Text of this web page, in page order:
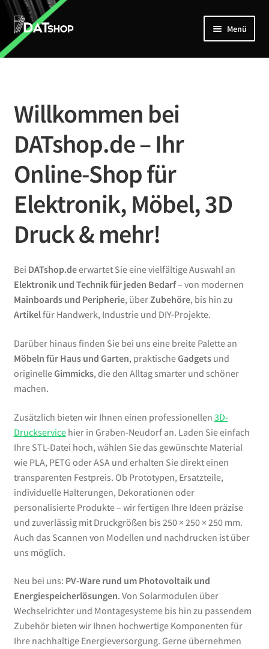
Zur
Navigation
springen
Zum
Inhalt
springen
Menü
Home
Mein Account
Kontakt
Willkommen bei
DATshop.de – Ihr
Online-Shop für
Elektronik, Möbel, 3D
Druck & mehr!
Bei DATshop.deerwartet Sie eine vielfältige Auswahl an
Elektronik und Technik für jeden Bedarf– von modernen
Mainboards und Peripherie, überZubehöre, bis hin zu
Artikelfür Handwerk, Industrie und DIY-Projekte.
Darüber hinaus finden Sie bei uns eine breite Palette an
Möbeln für Haus und Garten, praktischeGadgetsund
originelleGimmicks, die den Alltag smarter und schöner
machen.
Zusätzlich bieten wir Ihnen einen professionellen 3D-
Druckservicehier in Graben-Neudorf an. Laden Sie einfach
Ihre STL-Datei hoch, wählen Sie das gewünschte Material
wie PLA, PETG oder ASA und erhalten Sie direkt einen
transparenten Festpreis. Ob Prototypen, Ersatzteile,
individuelle Halterungen, Dekorationen oder
personalisierte Produkte – wir fertigen Ihre Ideen präzise
und zuverlässig mit Druckgrößen bis 250 × 250 × 250 mm.
Auch das Scannen von Modellen und nachdrucken ist über
uns möglich.
Neu bei uns: PV-Ware rund um Photovoltaik und
Energiespeicherlösungen. Von Solarmodulen über
Wechselrichter und Montagesysteme bis hin zu passendem
Zubehör bieten wir Ihnen hochwertige Komponenten für
Ihre nachhaltige Energieversorgung. Gerne übernehmen